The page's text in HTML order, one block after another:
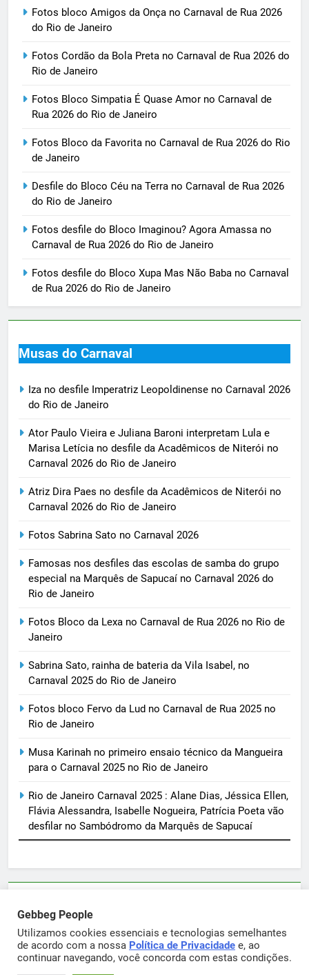
Fotos bloco Amigos da Onça no Carnaval de Rua 2026
do Rio de Janeiro
Fotos Cordão da Bola Preta no Carnaval de Rua 2026 do
Rio de Janeiro
Fotos Bloco Simpatia É Quase Amor no Carnaval de
Rua 2026 do Rio de Janeiro
Fotos Bloco da Favorita no Carnaval de Rua 2026 do Rio
de Janeiro
Desfile do Bloco Céu na Terra no Carnaval de Rua 2026
do Rio de Janeiro
Fotos desfile do Bloco Imaginou? Agora Amassa no
Carnaval de Rua 2026 do Rio de Janeiro
Fotos desfile do Bloco Xupa Mas Não Baba no Carnaval
de Rua 2026 do Rio de Janeiro
Musas do Carnaval
Iza no desfile Imperatriz Leopoldinense no Carnaval 2026
do Rio de Janeiro
Ator Paulo Vieira e Juliana Baroni interpretam Lula e
Marisa Letícia no desfile da Acadêmicos de Niterói no
Carnaval 2026 do Rio de Janeiro
Atriz Dira Paes no desfile da Acadêmicos de Niterói no
Carnaval 2026 do Rio de Janeiro
Fotos Sabrina Sato no Carnaval 2026
Famosas nos desfiles das escolas de samba do grupo
especial na Marquês de Sapucaí no Carnaval 2026 do
Rio de Janeiro
Fotos Bloco da Lexa no Carnaval de Rua 2026 no Rio de
Janeiro
Sabrina Sato, rainha de bateria da Vila Isabel, no
Carnaval 2025 do Rio de Janeiro
Fotos bloco Fervo da Lud no Carnaval de Rua 2025 no
Rio de Janeiro
Musa Karinah no primeiro ensaio técnico da Mangueira
para o Carnaval 2025 no Rio de Janeiro
Rio de Janeiro Carnaval 2025 : Alane Dias, Jéssica Ellen,
Flávia Alessandra, Isabelle Nogueira, Patrícia Poeta vão
desfilar no Sambódromo da Marquês de Sapucaí
sortimentos@yahoo.com.br
Gebbeg Powered ByBlazeThemes.
Gebbeg People
Utilizamos cookies essenciais e tecnologias semelhantes
de acordo com a nossa Política de Privacidade e, ao
continuar navegando, você concorda com estas condições.